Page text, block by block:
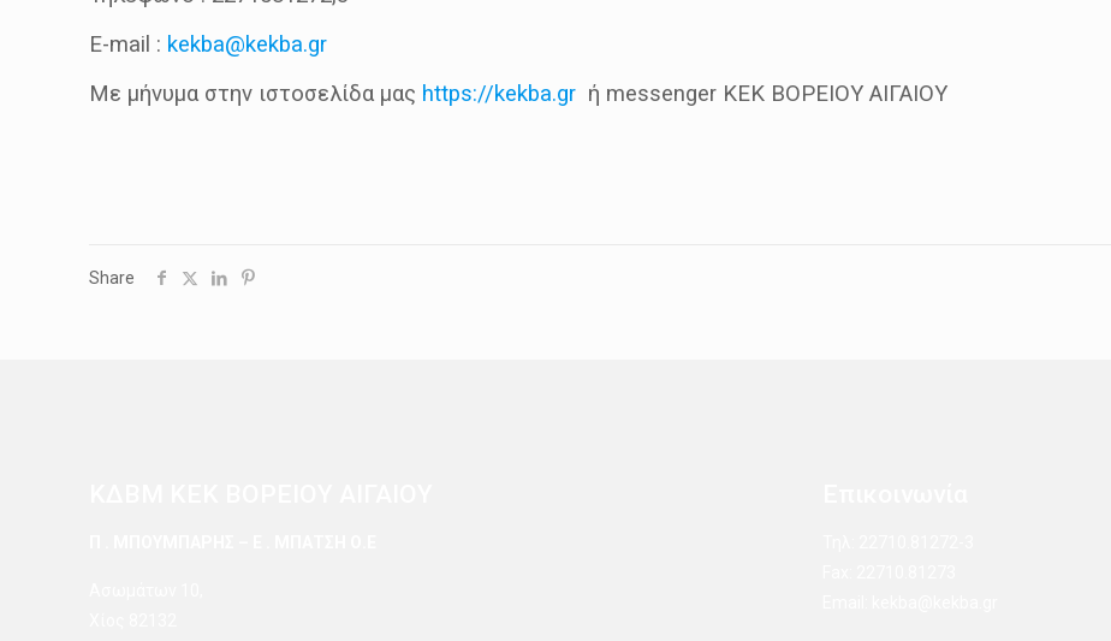
Ε-mail : kekba@kekba.gr
Με μήνυμα στην ιστοσελίδα μας https://kekba.gr ή messenger ΚΕΚ ΒΟΡΕΙΟΥ ΑΙΓΑΙΟΥ
Share